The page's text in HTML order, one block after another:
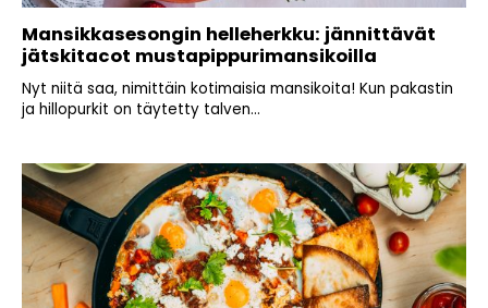
Mansikkasesongin helleherkku: jännittävät
jätskitacot mustapippurimansikoilla
Nyt niitä saa, nimittäin kotimaisia mansikoita! Kun pakastin
ja hillopurkit on täytetty talven...